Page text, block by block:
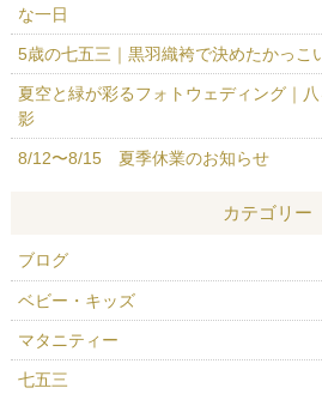
な一日
5歳の七五三｜黒羽織袴で決めたかっこ
夏空と緑が彩るフォトウェディング｜
影
8/12〜8/15 夏季休業のお知らせ
カテゴリー
ブログ
ベビー・キッズ
マタニティー
七五三